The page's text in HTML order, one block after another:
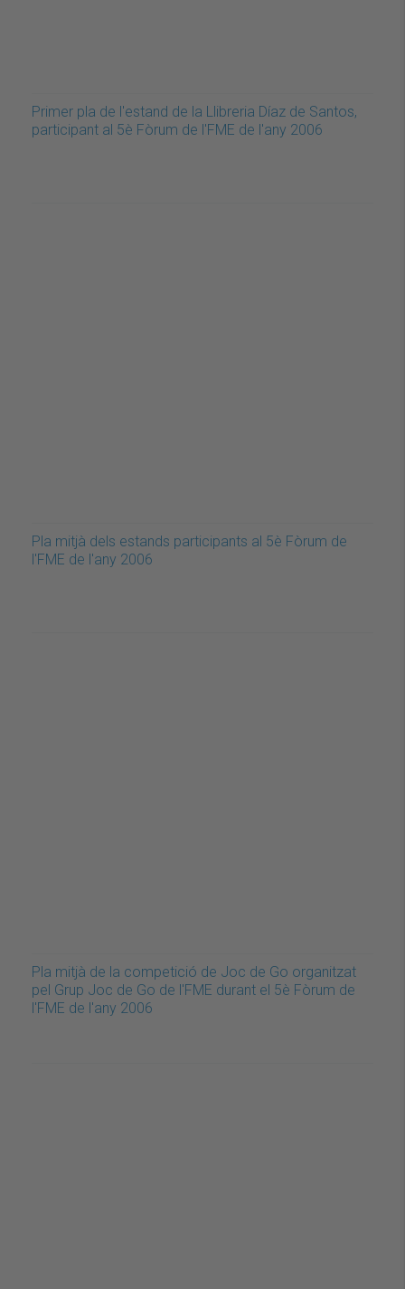
Primer pla de l'estand de la Llibreria Díaz de Santos,
participant al 5è Fòrum de l'FME de l'any 2006
Pla mitjà dels estands participants al 5è Fòrum de
l'FME de l'any 2006
Pla mitjà de la competició de Joc de Go organitzat
pel Grup Joc de Go de l'FME durant el 5è Fòrum de
l'FME de l'any 2006